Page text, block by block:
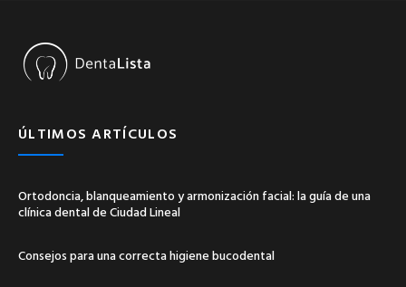
ÚLTIMOS ARTÍCULOS
Ortodoncia, blanqueamiento y armonización facial: la guía de una
clínica dental de Ciudad Lineal
Consejos para una correcta higiene bucodental